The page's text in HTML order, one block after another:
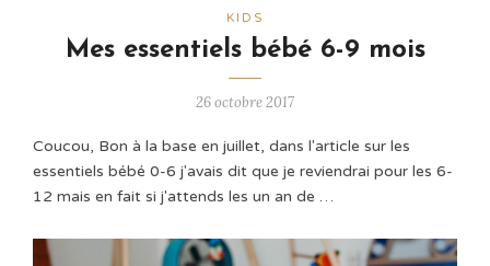
KIDS
Mes essentiels bébé 6-9 mois
26 octobre 2017
Coucou, Bon à la base en juillet, dans l'article sur les
essentiels bébé 0-6 j'avais dit que je reviendrai pour les 6-
12 mais en fait si j'attends les un an de …